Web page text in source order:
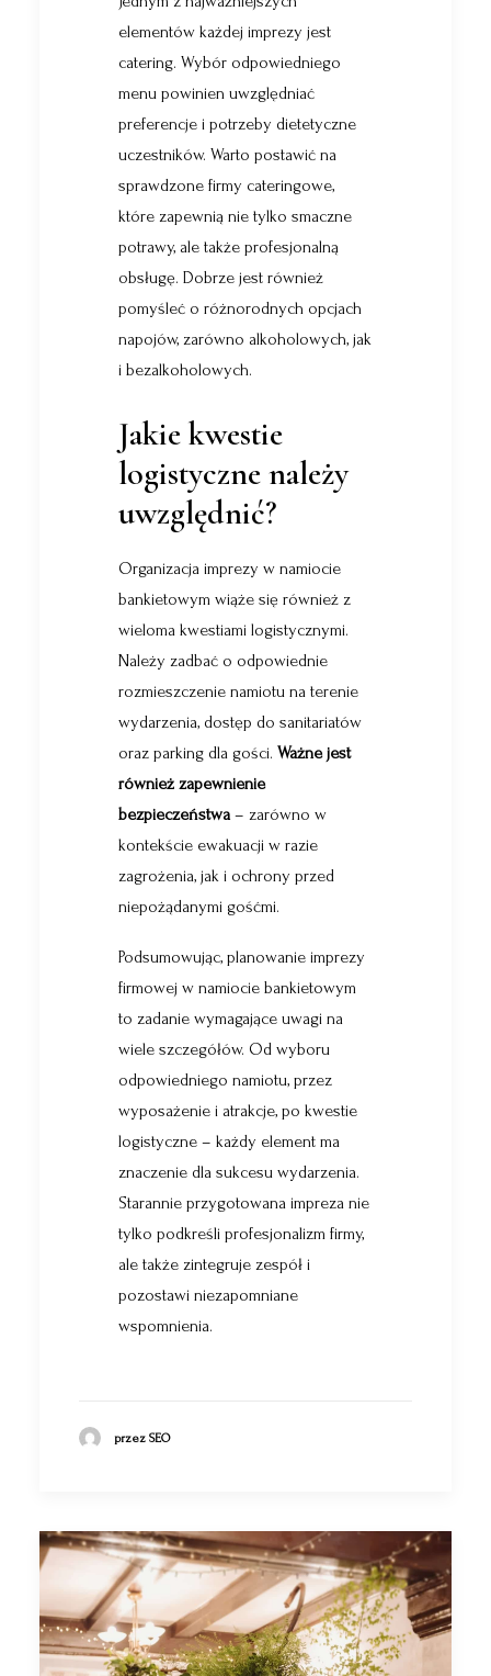
elementów każdej imprezy jest
catering. Wybór odpowiedniego
menu powinien uwzględniać
preferencje i potrzeby dietetyczne
uczestników. Warto postawić na
sprawdzone firmy cateringowe,
które zapewnią nie tylko smaczne
potrawy, ale także profesjonalną
obsługę. Dobrze jest również
pomyśleć o różnorodnych opcjach
napojów, zarówno alkoholowych, jak
i bezalkoholowych.
Jakie kwestie
logistyczne należy
uwzględnić?
Organizacja imprezy w namiocie
bankietowym wiąże się również z
wieloma kwestiami logistycznymi.
Należy zadbać o odpowiednie
rozmieszczenie namiotu na terenie
wydarzenia, dostęp do sanitariatów
oraz parking dla gości. Ważne jest
również zapewnienie
bezpieczeństwa – zarówno w
kontekście ewakuacji w razie
zagrożenia, jak i ochrony przed
niepożądanymi gośćmi.
Podsumowując, planowanie imprezy
firmowej w namiocie bankietowym
to zadanie wymagające uwagi na
wiele szczegółów. Od wyboru
odpowiedniego namiotu, przez
wyposażenie i atrakcje, po kwestie
logistyczne – każdy element ma
znaczenie dla sukcesu wydarzenia.
Starannie przygotowana impreza nie
tylko podkreśli profesjonalizm firmy,
ale także zintegruje zespół i
pozostawi niezapomniane
wspomnienia.
przez SEO